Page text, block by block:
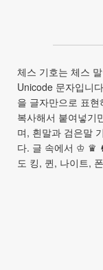
체스 기호는 체스
Unicode 문자입니
을 글자만으로 표
복사해서 붙여넣기
며, 흰말과 검은말
다. 글 속에서 ♔ ♛
도 킹, 퀸, 나이트,